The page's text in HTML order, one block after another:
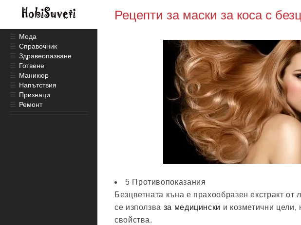
Рецепти за маски за коса с
5 Противопоказания
Безцветната къна е прахообразен екстракт от
се използва за медицински и козметични
свойства.
☰ Мода
☰ Справочник
☰ Здравеопазване
☰ Готвене
☰ Маникюр
☰ Напътствия
☰ Признаци
☰ Ремонт